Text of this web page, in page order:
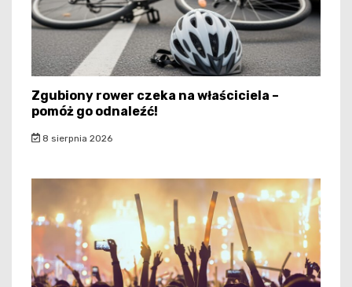
Zgubiony rower czeka na właściciela –
pomóż go odnaleźć!
8 sierpnia 2026